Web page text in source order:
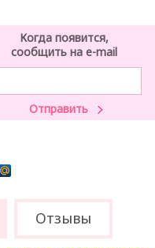
Когда появится,
сообщить на e-mail
Отзывы